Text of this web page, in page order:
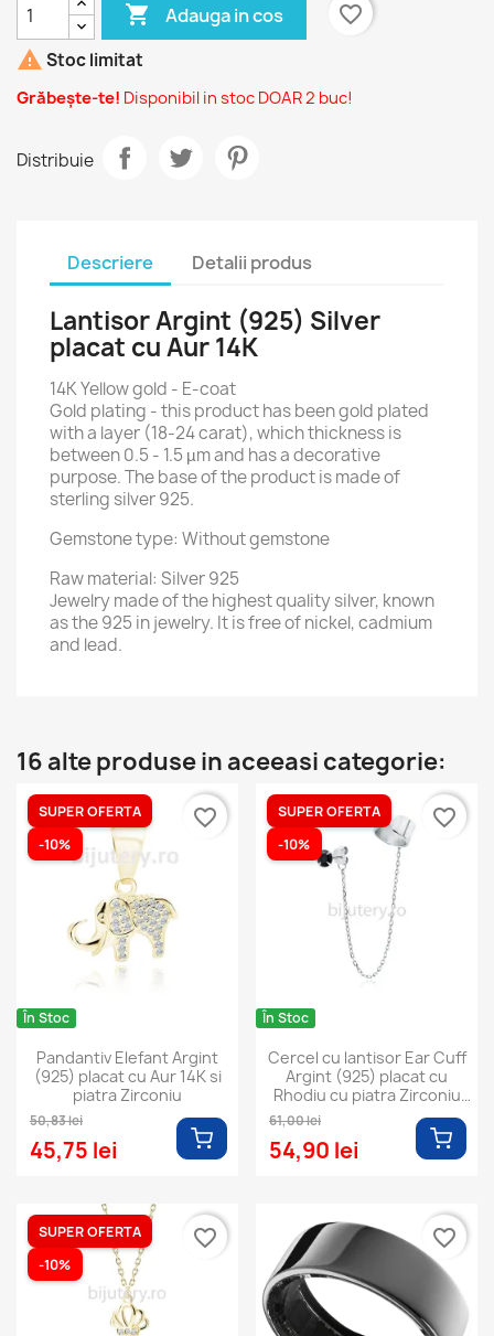
 Adauga in cos
favorite_border
 Stoc limitat
Grăbește-te! Disponibil in stoc DOAR 2 buc!
Distribuie
Descriere Detalii produs
Lantisor Argint (925) Silver
placat cu Aur 14K
14K Yellow gold - E-coat
Gold plating - this product has been gold plated
with a layer (18-24 carat), which thickness is
between 0.5 - 1.5 µm and has a decorative
purpose. The base of the product is made of
sterling silver 925.
Gemstone type: Without gemstone
Raw material: Silver 925
Jewelry made of the highest quality silver, known
as the 925 in jewelry. It is free of nickel, cadmium
and lead.
16 alte produse in aceeasi categorie:
În Stoc
Pandantiv Elefant Argint
(925) placat cu Aur 14K si
piatra Zirconiu
50,83 lei
45,75 lei
SUPER OFERTA
-10%
favorite_border
În Stoc
Cercel cu lantisor Ear Cuff
Argint (925) placat cu
Rhodiu cu piatra Zirconiu
61,00 lei
54,90 lei
SUPER OFERTA
-10%
favorite_border
SUPER OFERTA
-10%
favorite_border favorite_border